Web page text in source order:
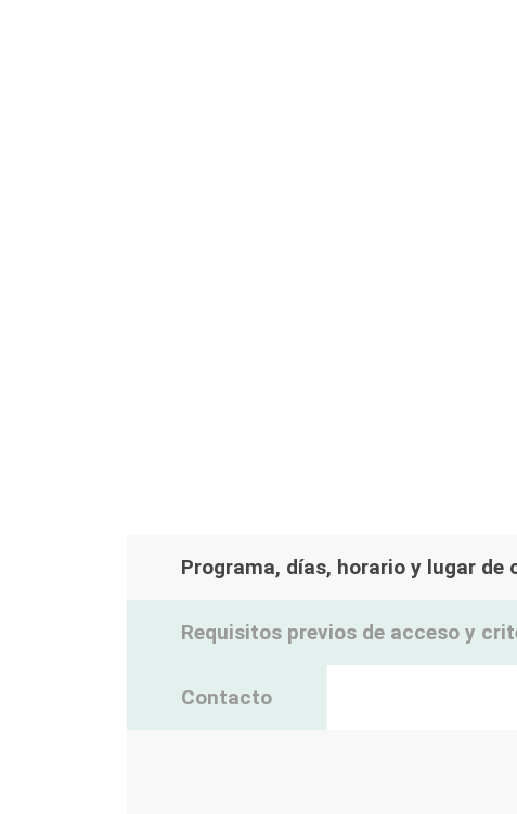
Programa, días, horario y lugar de
Requisitos previos de acceso y
Contacto